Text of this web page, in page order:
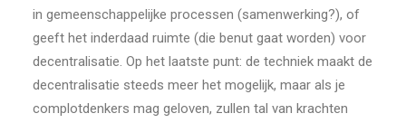
in gemeenschappelijke processen (samenwerking?), of
geeft het inderdaad ruimte (die benut gaat worden) voor
decentralisatie. Op het laatste punt: de techniek maakt de
decentralisatie steeds meer het mogelijk, maar als je
complotdenkers mag geloven, zullen tal van krachten